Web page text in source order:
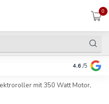
0
In 3 Raten
4.6 /5
mit 350 Watt Motor,